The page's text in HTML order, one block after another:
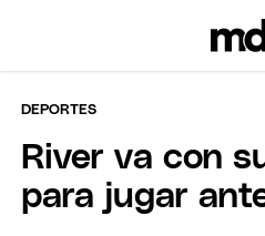
DEPORTES
River va con
para jugar